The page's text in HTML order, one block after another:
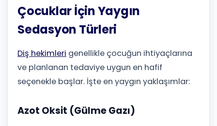
Çocuklar İçin Yaygın
Sedasyon Türleri
Diş hekimleri genellikle çocuğun ihtiyaçlarına
ve planlanan tedaviye uygun en hafif
seçenekle başlar. İşte en yaygın yaklaşımlar:
Azot Oksit (Gülme Gazı)